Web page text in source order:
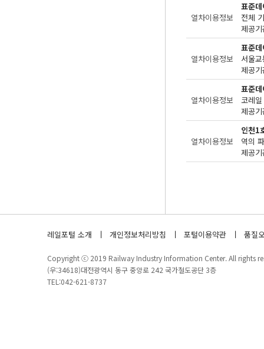
열차이용정보
표준
전체
제공
열차이용정보
표준
서울
제공
열차이용정보
표준
코레
제공
열차이용정보
인천1
역의
제공
레일포털 소개 개인정보처리방침 포털이용약관 품질
Copyright ⓒ 2019 Railway Industry Information Center. All rights
(우:34618)대전광역시 동구 중앙로 242 국가철도공단 3층
TEL:042-621-8737